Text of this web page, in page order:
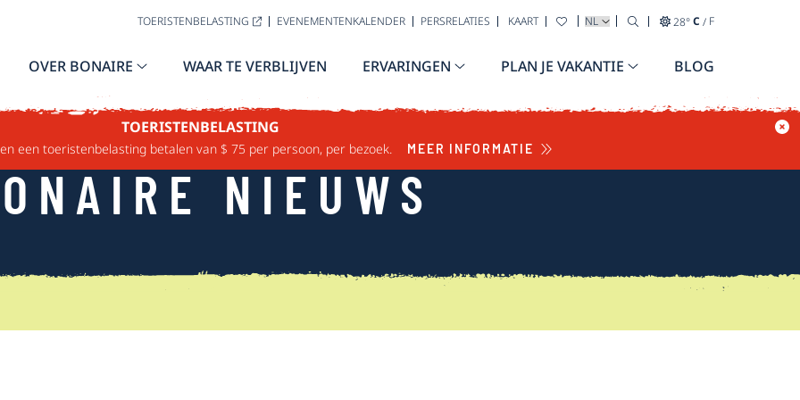
TOERISTENBELASTING EVENEMENTENKALENDER PERSRELATIES KAART TAAL SELECTEREN 28°C / F
OVER BONAIRE WAAR TE VERBLIJVEN ERVARINGEN PLAN JE VAKANTIE BLOG
TOERISTENBELASTING
een toeristenbelasting betalen van $ 75 per persoon, per bezoek. MEER INFORMATIE
NIEUWS